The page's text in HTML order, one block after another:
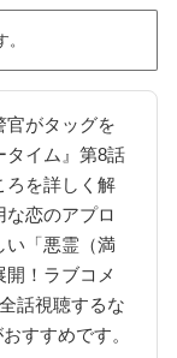
官がタッグを
タイム』第8話
ろを詳しく解
恋のアプロ
い「悪霊（満
！ラブコメ
話視聴するな
すすめです。